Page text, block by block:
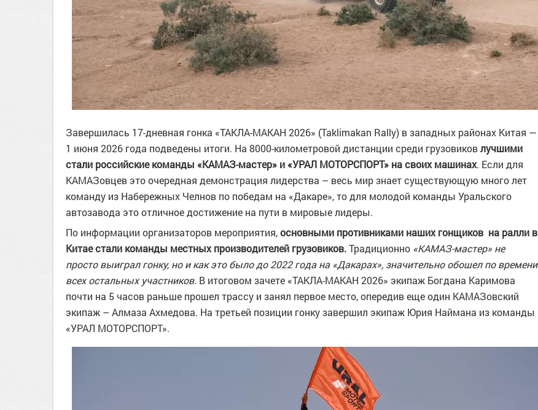
Завершилась 17-дневная гонка «ТАКЛА-МАКАН 2026» (Taklimakan Rally) в западных районах Китая —
1 июня 2026 года подведены итоги. На 8000-километровой дистанции среди грузовиковлучшими
стали российские команды «КАМАЗ-мастер» и «УРАЛ МОТОРСПОРТ» на своих машинах. Если для
КАМАЗовцев это очередная демонстрация лидерства – весь мир знает существующую много лет
команду из Набережных Челнов по победам на «Дакаре», то для молодой команды Уральского
автозавода это отличное достижение на пути в мировые лидеры.
По информации организаторов мероприятия,основными противниками наших гонщиков на ралли в
Китае стали команды местных производителей грузовиков.Традиционно «КАМАЗ-мастер» не
просто выиграл гонку, но и как это было до 2022 года на «Дакарах», значительно обошел по времени
всех остальных участников. В итоговом зачете «ТАКЛА-МАКАН 2026» экипаж Богдана Каримова
почти на 5 часов раньше прошел трассу и занял первое место, опередив еще один КАМАЗовский
экипаж – Алмаза Ахмедова. На третьей позиции гонку завершил экипаж Юрия Наймана из команды
«УРАЛ МОТОРСПОРТ».